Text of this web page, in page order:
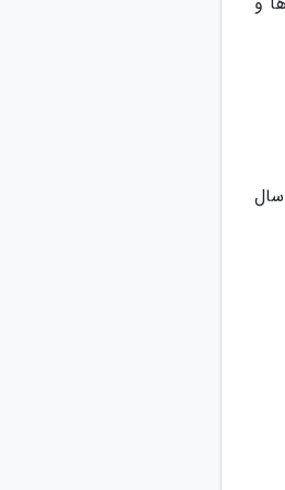
7 سال: مواد شیمیایی سرطان زا در دود ثانویه به ریه ها، قلب و مغز بچه ها زیر 7 سال